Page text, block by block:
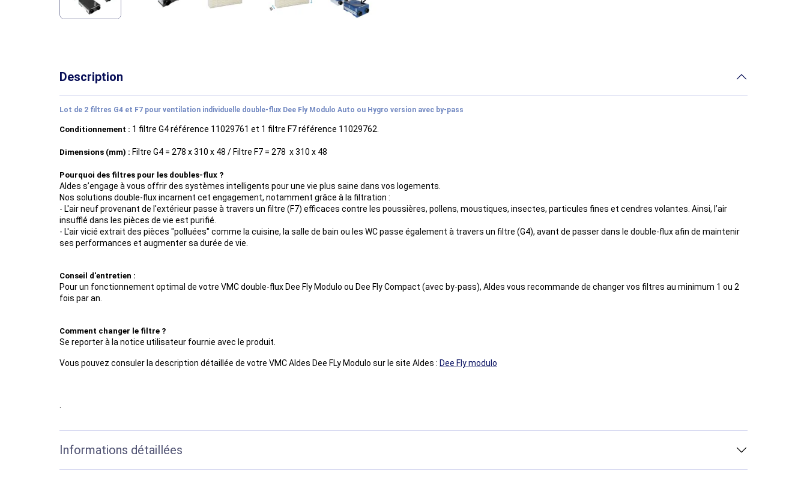
Description
Lot de 2 filtres G4 et F7 pour ventilation individuelle double-flux Dee Fly Modulo Auto ou Hygro version avec by-pass
Conditionnement : 1 filtre G4 référence 11029761 et 1 filtre F7 référence 11029762.
Dimensions (mm) : Filtre G4 = 278 x 310 x 48 / Filtre F7 = 278 x 310 x 48
Pourquoi des filtres pour les doubles-flux ?
Aldes s’engage à vous offrir des systèmes intelligents pour une vie plus saine dans vos logements.
Nos solutions double-flux incarnent cet engagement, notamment grâce à la filtration :
- L'air neuf provenant de l'extérieur passe à travers un filtre (F7) efficaces contre les poussières, pollens, moustiques, insectes, particules fines et cendres volantes. Ainsi, l’air
insufflé dans les pièces de vie est purifié.
- L'air vicié extrait des pièces "polluées" comme la cuisine, la salle de bain ou les WC passe également à travers un filtre (G4), avant de passer dans le double-flux afin de maintenir
ses performances et augmenter sa durée de vie.
Conseil d'entretien :
Pour un fonctionnement optimal de votre VMC double-flux Dee Fly Modulo ou Dee Fly Compact (avec by-pass), Aldes vous recommande de changer vos filtres au minimum 1 ou 2
fois par an.
Comment changer le filtre ?
Se reporter à la notice utilisateur fournie avec le produit.
Vous pouvez consuler la description détaillée de votre VMC Aldes Dee FLy Modulo sur le site Aldes : Dee Fly modulo
.
Informations détaillées